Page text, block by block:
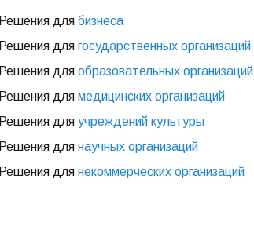
Решения для бизнеса
Решения для государственных организаций
Решения для образовательных организаций
Решения для медицинских организаций
Решения для учреждений культуры
Решения для научных организаций
Решения для некоммерческих организаций